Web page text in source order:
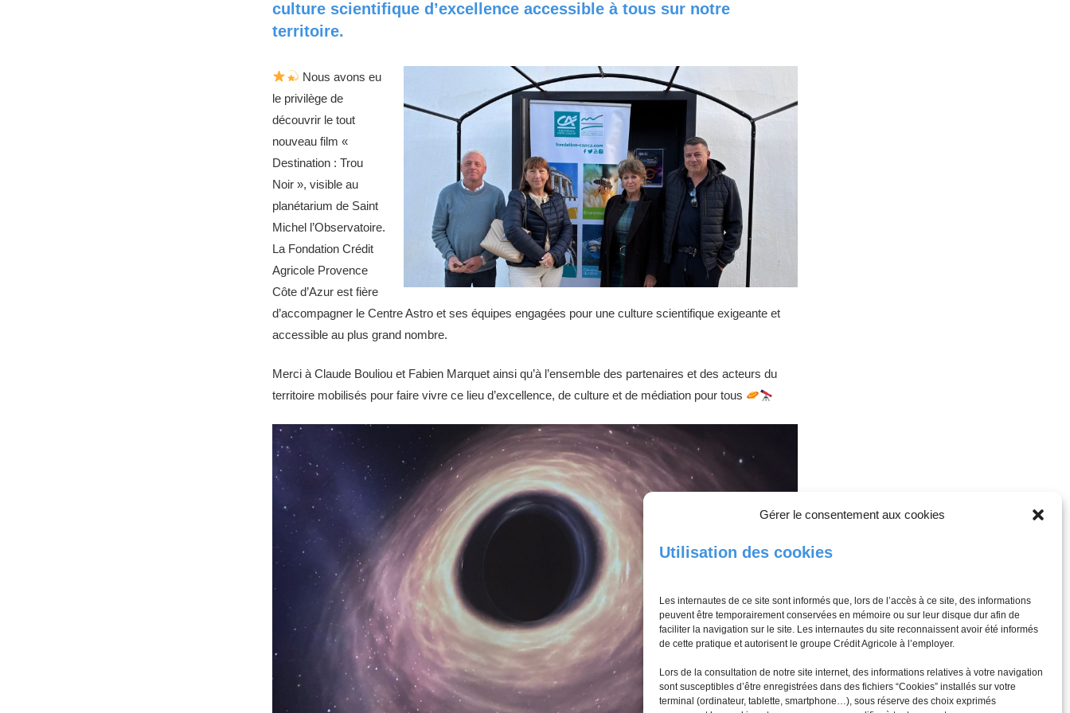
Gérer le consentement aux cookies
Utilisation des cookies
Les internautes de ce site sont informés que, lors de l’accès à ce site, des informations
peuvent être temporairement conservées en mémoire ou sur leur disque dur afin de
faciliter la navigation sur le site. Les internautes du site reconnaissent avoir été informés
de cette pratique et autorisent le groupe Crédit Agricole à l’employer.
Lors de la consultation de notre site internet, des informations relatives à votre navigation
sont susceptibles d’être enregistrées dans des fichiers “Cookies” installés sur votre
terminal (ordinateur, tablette, smartphone…), sous réserve des choix exprimés
culture scientifique d’excellence accessible à tous sur notre
territoire.
Nous avons eu
le privilège de
découvrir le tout
nouveau film «
Destination : Trou
Noir », visible au
planétarium de Saint
Michel l’Observatoire.
La Fondation Crédit
Agricole Provence
Côte d’Azur est fière
d’accompagner le Centre Astro et ses équipes engagées pour une culture scientifique exigeante et
accessible au plus grand nombre.
Merci à Claude Bouliou et Fabien Marquet ainsi qu’à l’ensemble des partenaires et des acteurs du
territoire mobilisés pour faire vivre ce lieu d’excellence, de culture et de médiation pour tous